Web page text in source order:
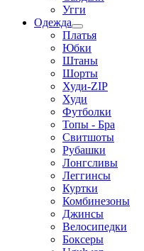
Угги
Одежда
Платья
Юбки
Штаны
Шорты
Худи-ZIP
Худи
Футболки
Топы - Бра
Свитшоты
Рубашки
Лонгсливы
Леггинсы
Куртки
Комбинезоны
Джинсы
Велосипедки
Боксеры